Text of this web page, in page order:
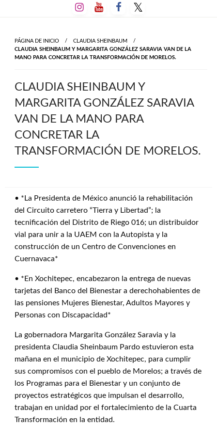
al
PÁGINA DE INICIO
CLAUDIA SHEINBAUM
CLAUDIA SHEINBAUM Y MARGARITA GONZÁLEZ SARAVIA VAN DE LA
MANO PARA CONCRETAR LA TRANSFORMACIÓN DE MORELOS.
CLAUDIA SHEINBAUM Y
MARGARITA GONZÁLEZ SARAVIA
VAN DE LA MANO PARA
CONCRETAR LA
TRANSFORMACIÓN DE MORELOS.
• *La Presidenta de México anunció la rehabilitación
del Circuito carretero “Tierra y Libertad”; la
tecnificación del Distrito de Riego 016; un distribuidor
vial para unir a la UAEM con la Autopista y la
construcción de un Centro de Convenciones en
Cuernavaca*
• *En Xochitepec, encabezaron la entrega de nuevas
tarjetas del Banco del Bienestar a derechohabientes de
las pensiones Mujeres Bienestar, Adultos Mayores y
Personas con Discapacidad*
La gobernadora Margarita González Saravia y la
presidenta Claudia Sheinbaum Pardo estuvieron esta
mañana en el municipio de Xochitepec, para cumplir
sus compromisos con el pueblo de Morelos; a través de
los Programas para el Bienestar y un conjunto de
proyectos estratégicos que impulsan el desarrollo,
trabajan en unidad por el fortalecimiento de la Cuarta
Transformación en la entidad.